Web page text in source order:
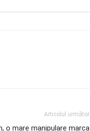
Articolul următor
o mare manipulare marca